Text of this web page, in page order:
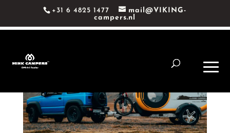
+31 6 4825 1477
mail@VIKING-
campers.nl